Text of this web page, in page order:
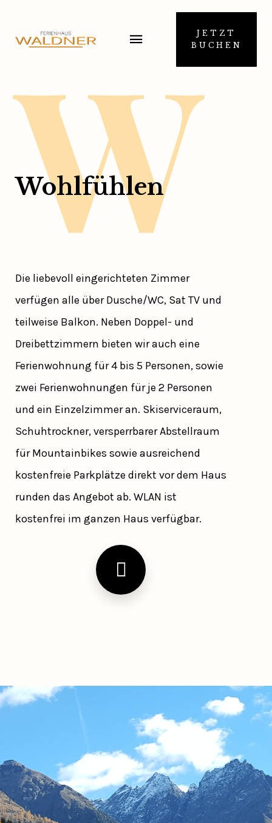
JETZT
BUCHEN
W
Wohlfühlen
Die liebevoll eingerichteten Zimmer
verfügen alle über Dusche/WC, Sat TV und
teilweise Balkon. Neben Doppel- und
Dreibettzimmern bieten wir auch eine
Ferienwohnung für 4 bis 5 Personen, sowie
zwei Ferienwohnungen für je 2 Personen
und ein Einzelzimmer an. Skiserviceraum,
Schuhtrockner, versperrbarer Abstellraum
für Mountainbikes sowie ausreichend
kostenfreie Parkplätze direkt vor dem Haus
runden das Angebot ab. WLAN ist
kostenfrei im ganzen Haus verfügbar.